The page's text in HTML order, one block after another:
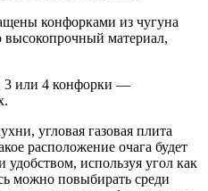
конфорками из чугуна
высокопрочный материал,
3 или 4 конфорки —
угловая газовая плита
расположение очага будет
удобством, используя угол как
можно повыбирать среди